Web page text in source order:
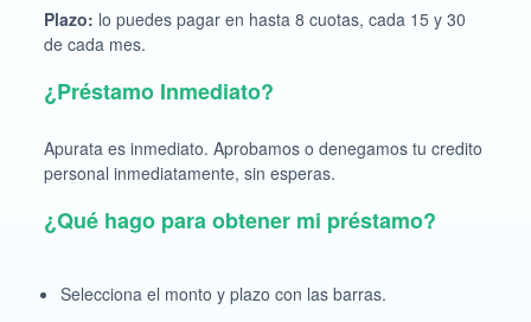
Plazo: lo puedes pagar en hasta 8 cuotas, cada 15 y 30
de cada mes.
¿Préstamo Inmediato?
Apurata es inmediato. Aprobamos o denegamos tu credito
personal inmediatamente, sin esperas.
¿Qué hago para obtener mi préstamo?
Selecciona el monto y plazo con las barras.